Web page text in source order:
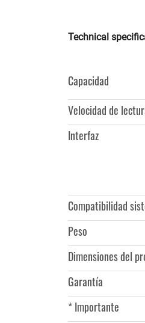
Technical
Capacidad
Velocidad de
Interfaz
Compatibilidad
Peso
Dimensiones del
Garantía
* Importante